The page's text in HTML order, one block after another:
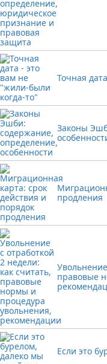
Точная
Законы
продления
правовые
Если это